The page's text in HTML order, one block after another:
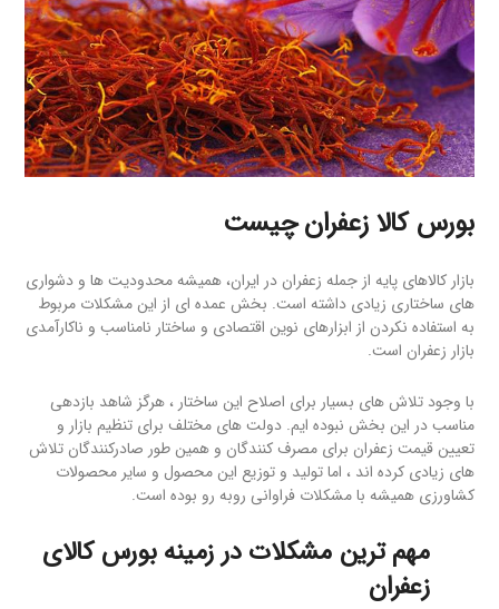
بورس کالا زعفرانچیست
بازار کالاهای پایه از جمله زعفران در ایران، همیشه محدودیت ها و دشواری
های ساختاری زیادی داشته است. بخش عمده ای از این مشکلات مربوط
به استفاده نکردن از ابزارهای نوین اقتصادی و ساختار نامناسب و ناکارآمدی
بازار زعفران است.
با وجود تلاش های بسیار برای اصلاح این ساختار ، هرگز شاهد بازدهی
مناسب در این بخش نبوده ایم. دولت های مختلف برای تنظیم بازار و
تعیین قیمت زعفران برای مصرف کنندگان و همین طور صادرکنندگان تلاش
های زیادی کرده اند ، اما تولید و توزیع این محصول و سایر محصولات
کشاورزی همیشه با مشکلات فراوانی روبه رو بوده است.
مهم ترین مشکلات در زمینه بورس کالای
زعفران